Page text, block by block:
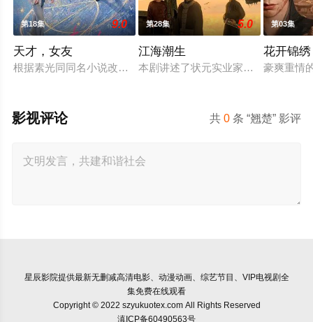
第18集 9.0
天才，女友
根据素光同同名小说改编。江逾白长大以后，林知夏忽然对他说
第28集 5.0
江海潮生
本剧讲述了状元实业家张謇创办大生
第03集
花开锦绣
豪爽重情
共0 条 “翘楚” 影评
影视评论
星辰影院提供最新无删减高清电影、动漫动画、综艺节目、VIP电视剧全
集免费在线观看
Copyright © 2022 szyukuotex.com All Rights Reserved
滇ICP备60490563号